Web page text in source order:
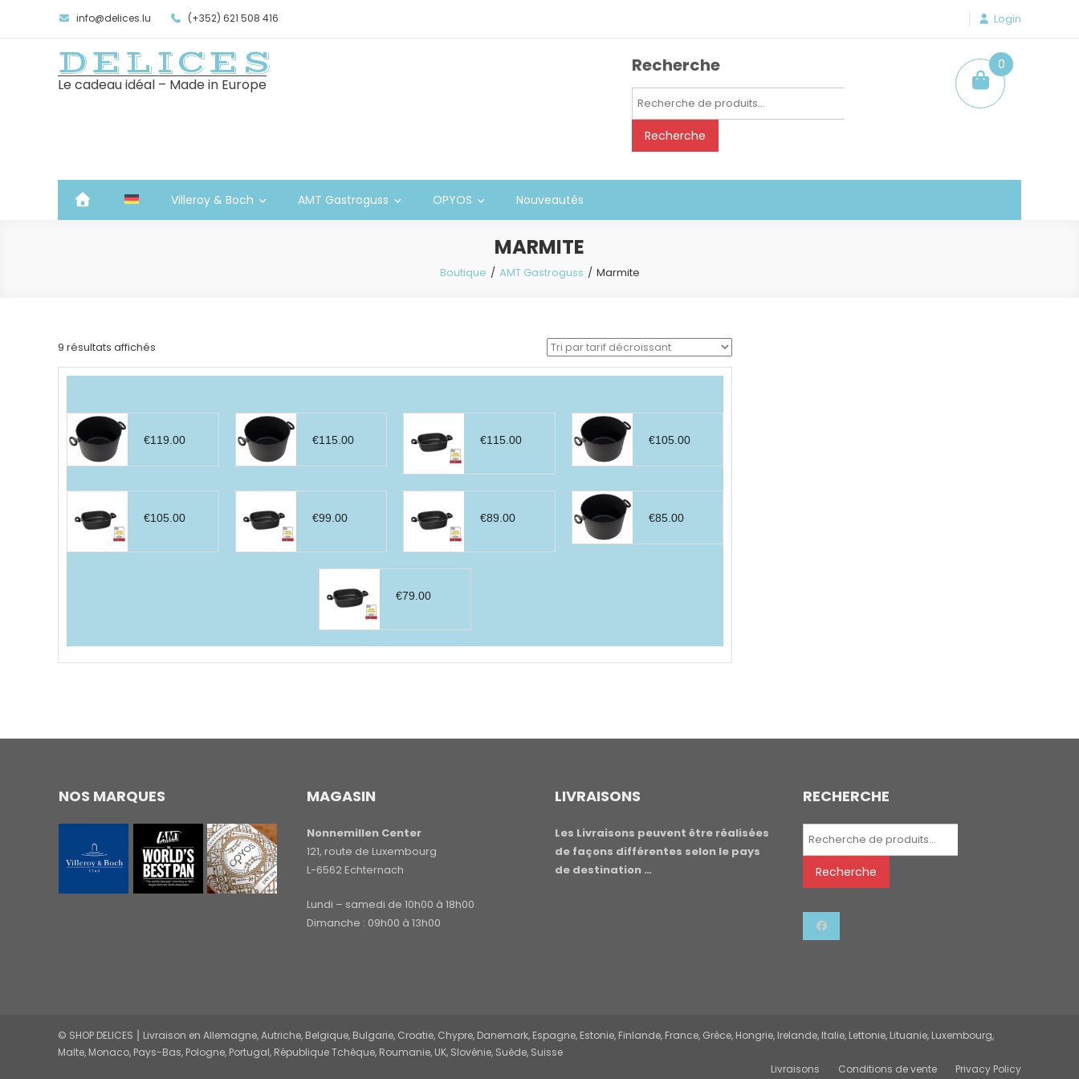
info@delices.lu (+352) 621 508 416 Login
DELICES
Le cadeau idéal – Made in Europe
Recherche
Recherche
Recherche
0
item
Villeroy & Boch AMT Gastroguss OPYOS Nouveautés
MARMITE
Boutique AMT Gastroguss Marmite
9 résultats affichés
par
€119.00 €115.00 €115.00 €105.00
€105.00 €99.00 €89.00 €85.00
€79.00
NOS MARQUES MAGASIN
Nonnemillen Center
121, route de Luxembourg
L-6562 Echternach
Lundi – samedi de 10h00 à 18h00
Dimanche : 09h00 à 13h00
LIVRAISONS
Les Livraisons peuvent être réalisées
de façons différentes selon le pays
de destination …
RECHERCHE
Recherche
Recherche
© SHOP DELICES ⎮ Livraison en Allemagne, Autriche, Belgique, Bulgarie, Croatie, Chypre, Danemark, Espagne, Estonie, Finlande, France, Grèce, Hongrie, Irelande, Italie, Lettonie, Lituanie, Luxembourg,
Malte, Monaco, Pays-Bas, Pologne, Portugal, République Tchèque, Roumanie, UK, Slovénie, Suède, Suisse
Livraisons
Conditions de vente Privacy Policy